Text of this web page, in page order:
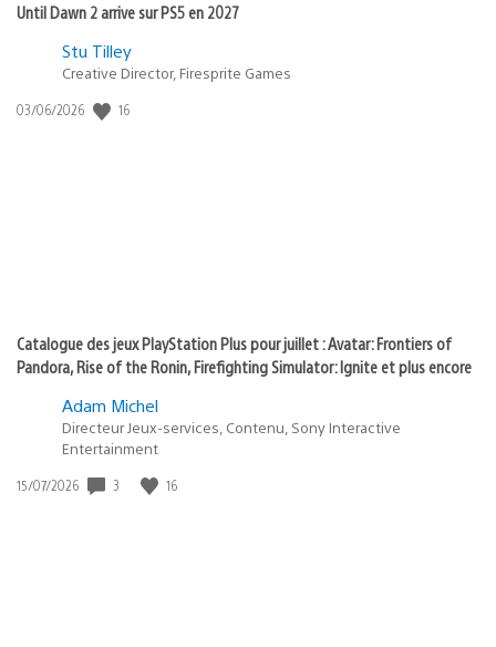
Until Dawn 2 arrive sur PS5 en 2027
Postée
:
Stu Tilley
Creative Director, Firesprite Games
Date
03/06/2026 16
Catalogue des jeux PlayStation Plus pour juillet : Avatar: Frontiers of
Pandora, Rise of the Ronin, Firefighting Simulator: Ignite et plus encore
Adam Michel
Directeur Jeux-services, Contenu, Sony Interactive
Entertainment
Date
15/07/2026 3 16